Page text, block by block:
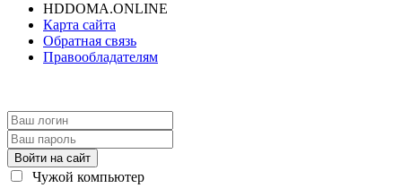
HDDOMA.ONLINE
Карта сайта
Обратная связь
Правообладателям
Войти на сайт
Чужой компьютер